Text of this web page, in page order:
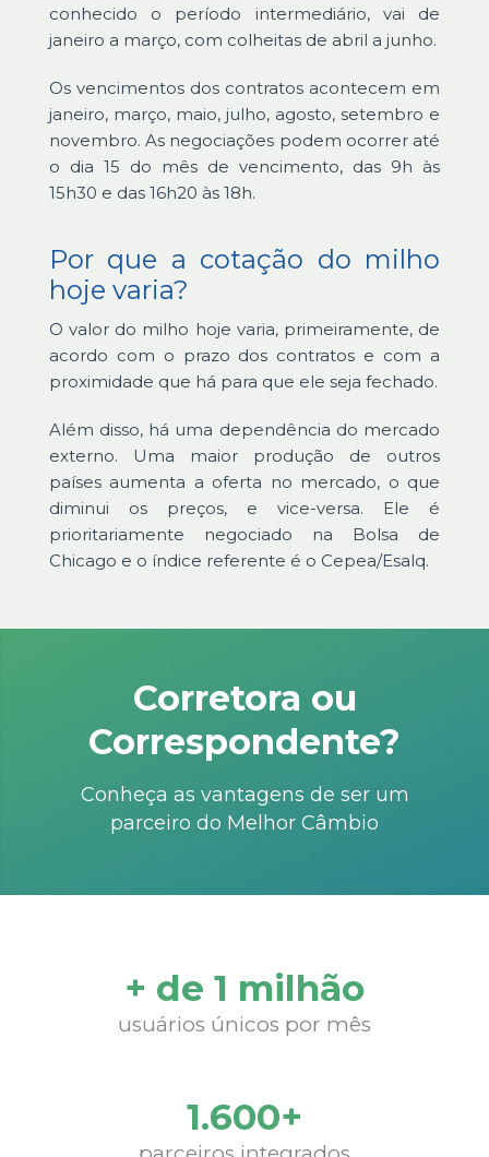
conhecido o período intermediário, vai de
janeiro a março, com colheitas de abril a junho.
Os vencimentos dos contratos acontecem em
janeiro, março, maio, julho, agosto, setembro e
novembro. As negociações podem ocorrer até
o dia 15 do mês de vencimento, das 9h às
15h30 e das 16h20 às 18h.
Por que a cotação do milho
hoje varia?
O valor do milho hoje varia, primeiramente, de
acordo com o prazo dos contratos e com a
proximidade que há para que ele seja fechado.
Além disso, há uma dependência do mercado
externo. Uma maior produção de outros
países aumenta a oferta no mercado, o que
diminui os preços, e vice-versa. Ele é
prioritariamente negociado na Bolsa de
Chicago e o índice referente é o Cepea/Esalq.
Corretora ou
Correspondente?
Conheça as vantagens de ser um
parceiro do Melhor Câmbio
+ de 1 milhão
usuários únicos por mês
1.600+